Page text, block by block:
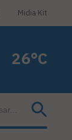
Midia Kit
26°C